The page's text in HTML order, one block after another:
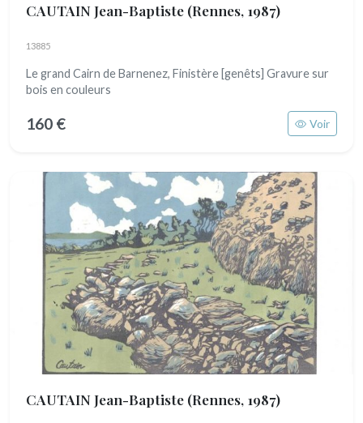
CAUTAIN Jean-Baptiste (Rennes, 1987)
13885
Le grand Cairn de Barnenez, Finistère [genêts] Gravure sur
bois en couleurs
160 € Voir
CAUTAIN Jean-Baptiste (Rennes, 1987)